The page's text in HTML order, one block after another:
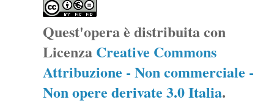
Quest'opera è distribuita con
Licenza Creative Commons
Attribuzione - Non commerciale -
Non opere derivate 3.0 Italia.